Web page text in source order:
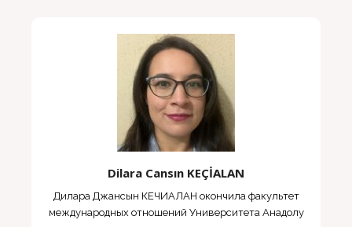
Dilara Cansın KEÇİALAN
Дилара Джансын КЕЧИАЛАН окончила факультет
международных отношений Университета Анадолу